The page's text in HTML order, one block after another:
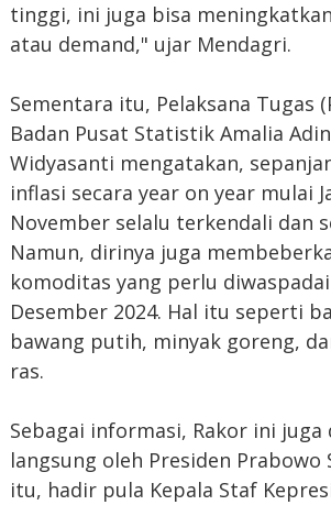
tinggi, ini juga bisa
atau demand," ujar Mendagri.
Sementara itu, Pelaksana Tugas
Badan Pusat Statistik Amalia
Widyasanti mengatakan,
inflasi secara year on year mulai
November selalu terkendali dan
Namun, dirinya juga
komoditas yang perlu
Desember 2024. Hal itu seperti
bawang putih, minyak goreng,
ras.
Sebagai informasi, Rakor ini juga
langsung oleh Presiden Prabowo
itu, hadir pula Kepala Staf